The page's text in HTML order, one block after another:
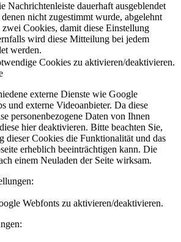
Nachrichtenleiste dauerhaft ausgeblendet
nicht zugestimmt wurde, abgelehnt
Cookies, damit diese Einstellung
wird diese Mitteilung bei jedem
werden.
Cookies zu aktivieren/deaktivieren.
externe Dienste wie Google
und externe Videoanbieter. Da diese
personenbezogene Daten von Ihnen
hier deaktivieren. Bitte beachten Sie,
dieser Cookies die Funktionalität und das
erheblich beeinträchtigen kann. Die
einem Neuladen der Seite wirksam.
Webfonts zu aktivieren/deaktivieren.